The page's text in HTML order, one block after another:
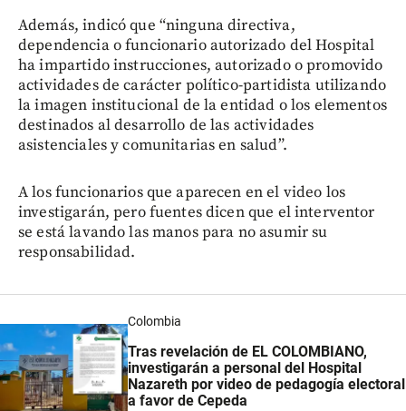
Además, indicó que “ninguna directiva,
dependencia o funcionario autorizado del Hospital
ha impartido instrucciones, autorizado o promovido
actividades de carácter político-partidista utilizando
la imagen institucional de la entidad o los elementos
destinados al desarrollo de las actividades
asistenciales y comunitarias en salud”.
A los funcionarios que aparecen en el video los
investigarán, pero fuentes dicen que el interventor
se está lavando las manos para no asumir su
responsabilidad.
Colombia
Tras revelación de EL COLOMBIANO,
investigarán a personal del Hospital
Nazareth por video de pedagogía electoral
a favor de Cepeda